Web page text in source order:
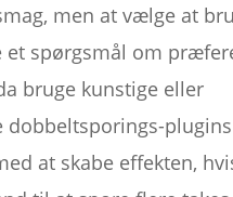
men at vælge at
et spørgsmål om
bruge kunstige eller
dobbeltsporings-
at skabe effekten,